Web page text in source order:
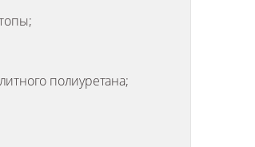
полиуретана;